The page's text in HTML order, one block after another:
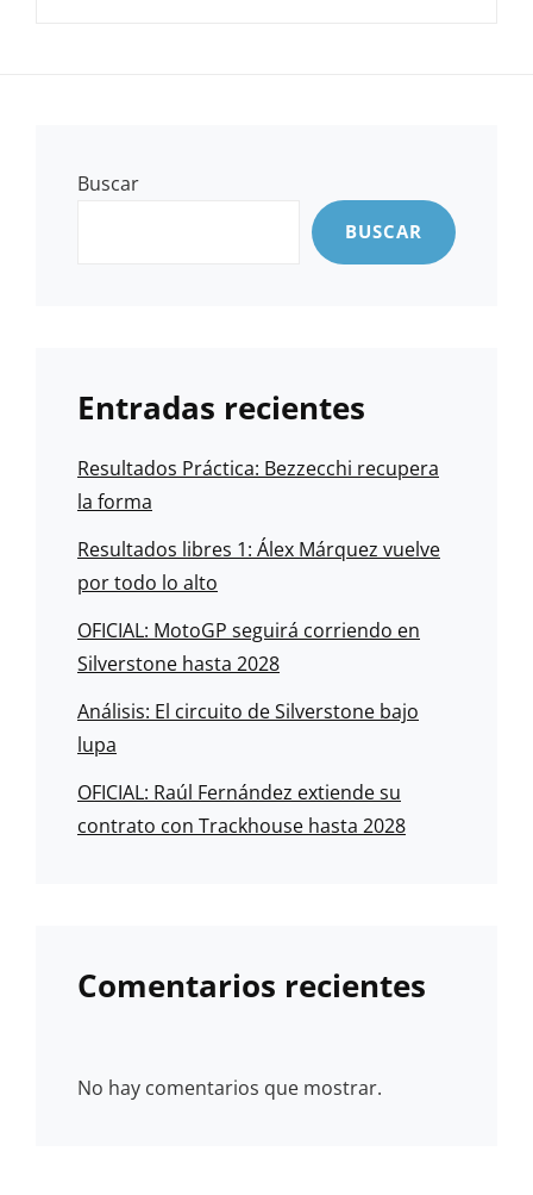
Buscar
BUSCAR
Entradas recientes
Resultados Práctica: Bezzecchi recupera
la forma
Resultados libres 1: Álex Márquez vuelve
por todo lo alto
OFICIAL: MotoGP seguirá corriendo en
Silverstone hasta 2028
Análisis: El circuito de Silverstone bajo
lupa
OFICIAL: Raúl Fernández extiende su
contrato con Trackhouse hasta 2028
Comentarios recientes
No hay comentarios que mostrar.